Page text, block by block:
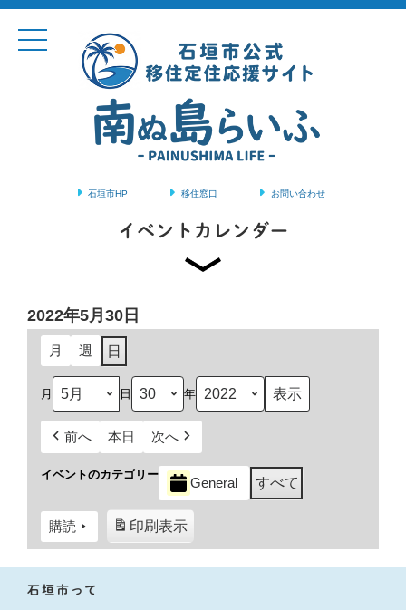
石垣市HP 移住窓口 お問い合わせ
コンテンツに移動
イベントカレンダー
2022年5月30日
月 週 日
月 日 年
前へ 本日 次へ
イベントのカテゴリー
General すべて
購読 印刷表示
石垣市って